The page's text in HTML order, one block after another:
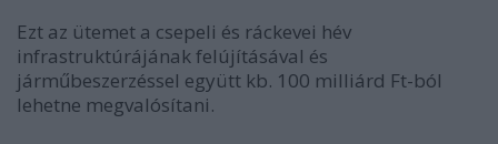
Ezt az ütemet a csepeli és ráckevei hév
infrastruktúrájának felújításával és
járműbeszerzéssel együtt kb. 100 milliárd Ft-ból
lehetne megvalósítani.